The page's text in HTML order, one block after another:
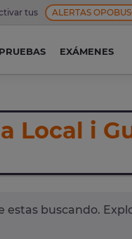
tus ALERTAS
PRUEBAS EXÁMENES
Local i
buscando.